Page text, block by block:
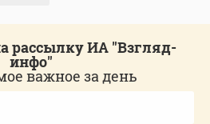
рассылку ИА "Взгляд-
инфо"
важное за день